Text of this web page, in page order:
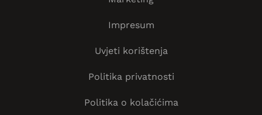
Impresum
Uvjeti korištenja
Politika privatnosti
Politika o kolačićima